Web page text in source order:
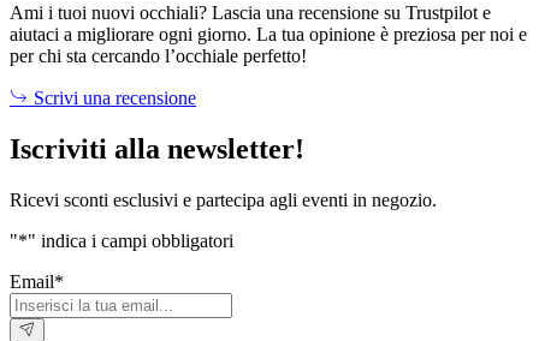
Ami i tuoi nuovi occhiali? Lascia una recensione su Trustpilot e
aiutaci a migliorare ogni giorno. La tua opinione è preziosa per noi e
per chi sta cercando l’occhiale perfetto!
Scrivi una recensione
Iscriviti alla newsletter!
Ricevi sconti esclusivi e partecipa agli eventi in negozio.
"*" indica i campi obbligatori
Email*